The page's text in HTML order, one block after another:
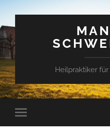
Heilpraktiker
Mobile-
Menü